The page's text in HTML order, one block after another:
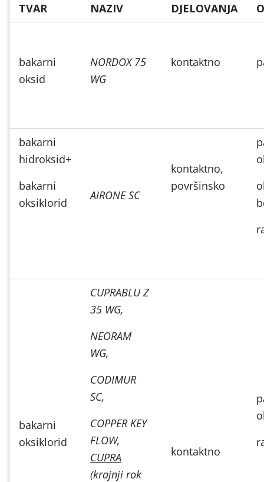
TVAR
NAZIV
DJELOVANJA
bakarni
oksid
NORDOX 75
WG
kontaktno
bakarni
hidroksid+
bakarni
oksiklorid
AIRONE SC
kontaktno,
površinsko
bakarni
oksiklorid
CUPRABLU Z
35 WG,
NEORAM
WG,
CODIMUR
SC,
COPPER KEY
FLOW,
CUPRA
(krajnji rok
kontaktno